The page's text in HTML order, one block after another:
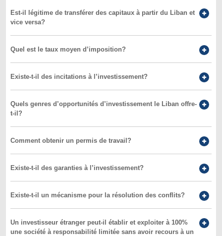
Est-il légitime de transférer des capitaux à partir du Liban et
vice versa?
Quel est le taux moyen d’imposition?
Existe-t-il des incitations à l’investissement?
Quels genres d’opportunités d’investissement le Liban offre-
t-il?
Comment obtenir un permis de travail?
Existe-t-il des garanties à l’investissement?
Existe-t-il un mécanisme pour la résolution des conflits?
Un investisseur étranger peut-il établir et exploiter à 100%
une société à responsabilité limitée sans avoir recours à un